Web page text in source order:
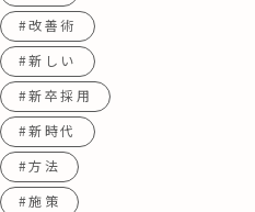
#改善術
#新しい
#新卒採用
#新時代
#方法
#施策